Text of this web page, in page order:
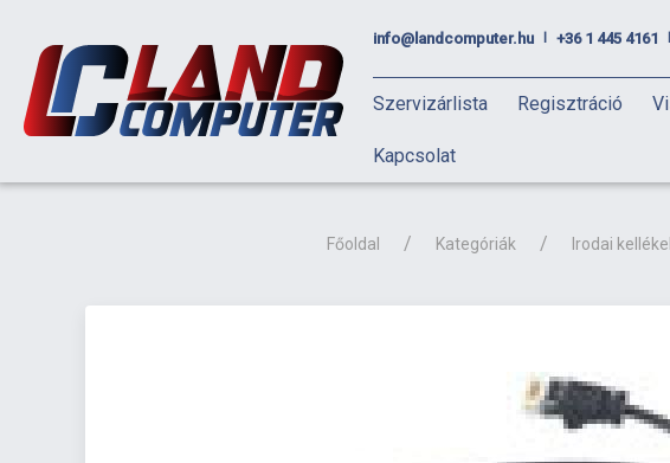
info@landcomputer.hu +36 1 445 4161
Szervizárlista Regisztráció
Kapcsolat
Főoldal Kategóriák Irodai